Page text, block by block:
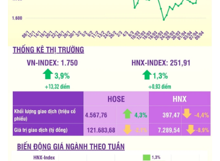
KIỂM CHỨNG THÔNG TIN
TRI THỨC CHUYÊN SÂU
54 DÂN TỘC VIỆT NAM
CHƯƠNG TRÌNH OCOP - MỖI XÃ
RADIO
MEDIA CENTER